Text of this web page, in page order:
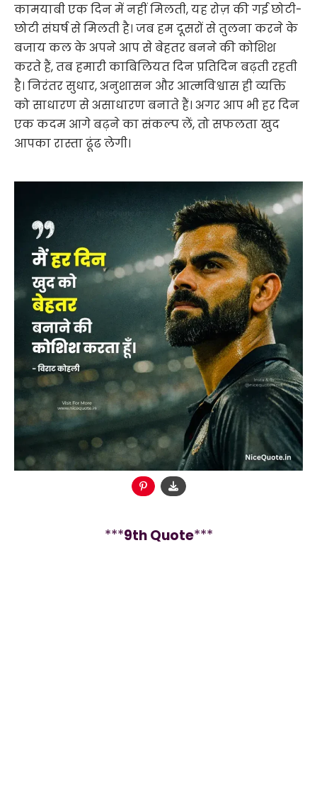
कामयाबी एक दिन में नहीं मिलती, यह रोज़ की गई छोटी-
छोटी संघर्ष से मिलती है। जब हम दूसरों से तुलना करने के
बजाय कल के अपने आप से बेहतर बनने की कोशिश
करते हैं, तब हमारी काबिलियत दिन प्रतिदिन बढ़ती रहती
है। निरंतर सुधार, अनुशासन और आत्मविश्वास ही व्यक्ति
को साधारण से असाधारण बनाते हैं। अगर आप भी हर दिन
एक कदम आगे बढ़ने का संकल्प लें, तो सफलता खुद
आपका रास्ता ढूंढ लेगी।
***9th Quote***